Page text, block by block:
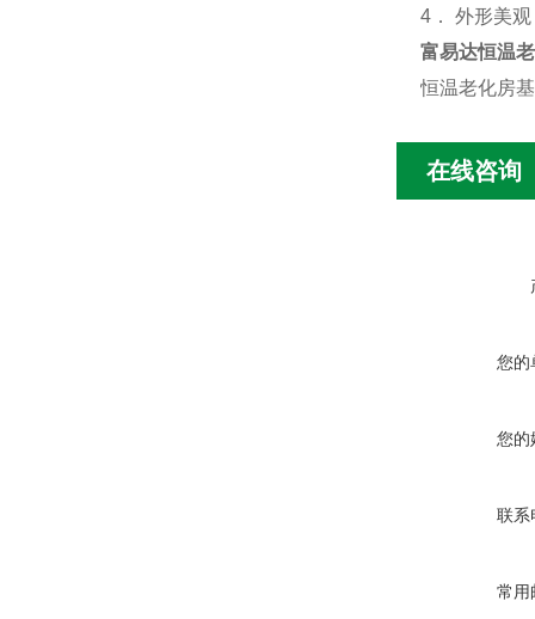
4．
外形美
富易达恒温
恒温老化房
在线咨询
您的
您的
联系
常用